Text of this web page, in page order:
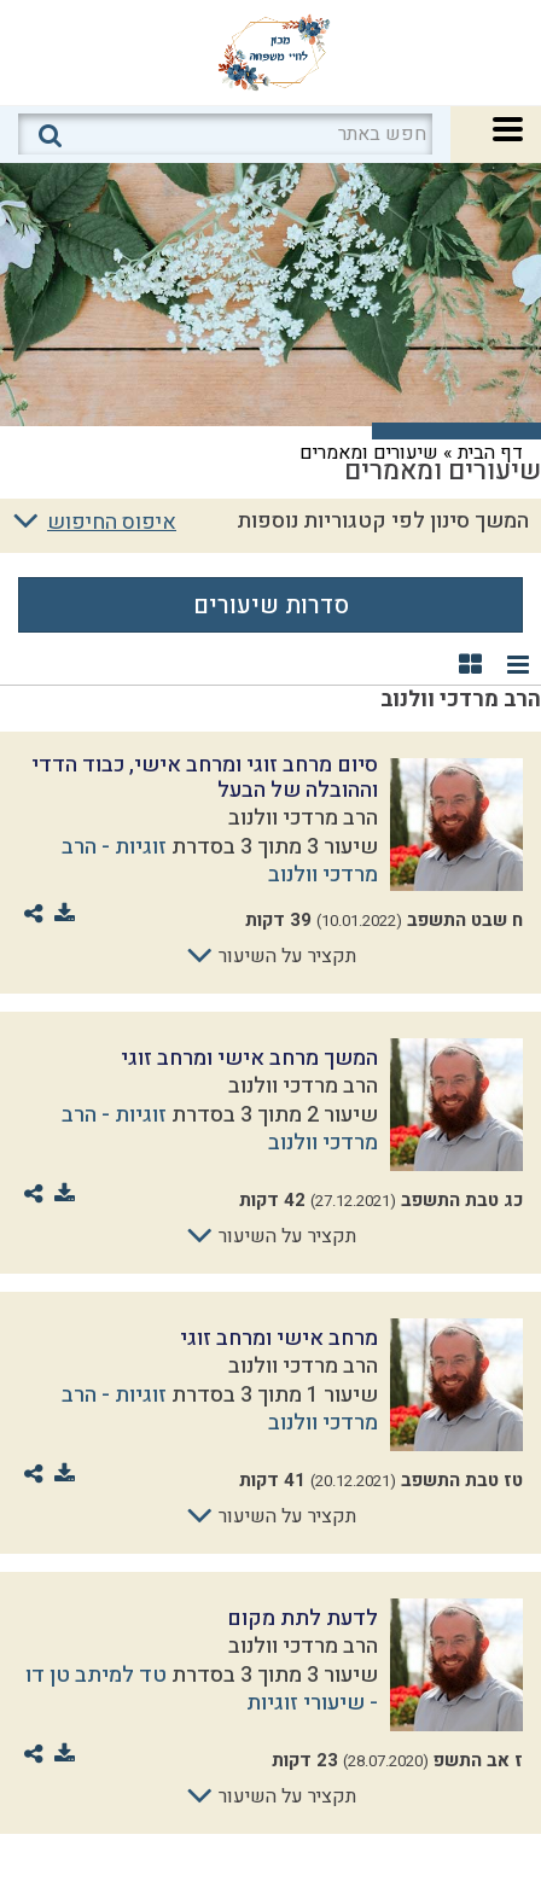
דף הבית» שיעורים ומאמרים
שיעורים ומאמרים
איפוס החיפוש המשך סינון לפי קטגוריות נוספות
סדרות שיעורים
תצוגת רשימה
תצוגת קוביות
הרב מרדכי וולנוב
סיום מרחב זוגי ומרחב אישי, כבוד הדדי
וההובלה של הבעל
הרב מרדכי וולנוב
שיעור 3 מתוך 3 בסדרת
זוגיות - הרב
מרדכי וולנוב
ח שבט התשפב (10.01.2022) 39 דקות
תקציר על השיעור
המשך מרחב אישי ומרחב זוגי
הרב מרדכי וולנוב
שיעור 2 מתוך 3 בסדרת
זוגיות - הרב
מרדכי וולנוב
כג טבת התשפב (27.12.2021) 42 דקות
תקציר על השיעור
מרחב אישי ומרחב זוגי
הרב מרדכי וולנוב
שיעור 1 מתוך 3 בסדרת
זוגיות - הרב
מרדכי וולנוב
טז טבת התשפב (20.12.2021) 41 דקות
תקציר על השיעור
לדעת לתת מקום
הרב מרדכי וולנוב
שיעור 3 מתוך 3 בסדרת
טד למיתב טן דו
- שיעורי זוגיות
ז אב התשפ (28.07.2020) 23 דקות
תקציר על השיעור